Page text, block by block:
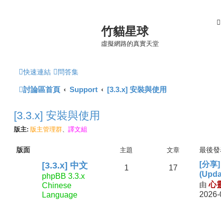
竹貓星球
虛擬網路的真實天堂
快速連結 問答集
討論區首頁 Support [3.3.x] 安裝與使用
[3.3.x] 安裝與使用
版主: 版主管理群 譯文組
版面 主題 文章 最後
[3.3.x] 中文
phpBB 3.3.x
Chinese
Language
1 17
[分享
由心